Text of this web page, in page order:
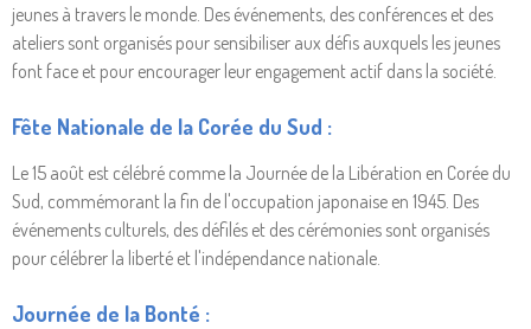
jeunes à travers le monde. Des événements, des conférences et des
ateliers sont organisés pour sensibiliser aux défis auxquels les jeunes
font face et pour encourager leur engagement actif dans la société.
Fête Nationale de la Corée du Sud :
Le 15 août est célébré comme la Journée de la Libération en Corée du
Sud, commémorant la fin de l'occupation japonaise en 1945. Des
événements culturels, des défilés et des cérémonies sont organisés
pour célébrer la liberté et l'indépendance nationale.
Journée de la Bonté :